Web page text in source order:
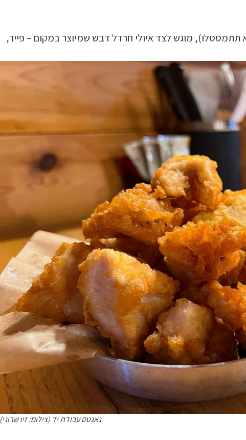
תתמסטלו), מוגש לצד איולי חרדל דבש שמיוצר במקום – פייר,
נאגטס עבודת יד (צילום: זיו שרוני)